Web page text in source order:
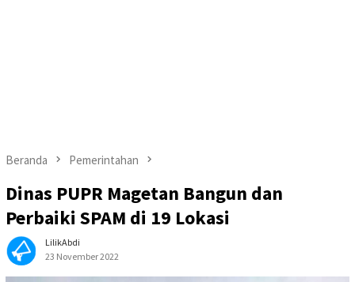
Beranda Pemerintahan
Dinas PUPR Magetan Bangun dan
Perbaiki SPAM di 19 Lokasi
LilikAbdi
23 November 2022